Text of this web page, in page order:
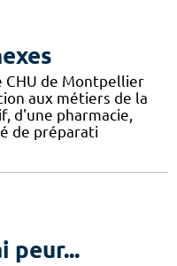
CHU de Montpellier
aux métiers de la
d'une pharmacie,
de préparati
peur...